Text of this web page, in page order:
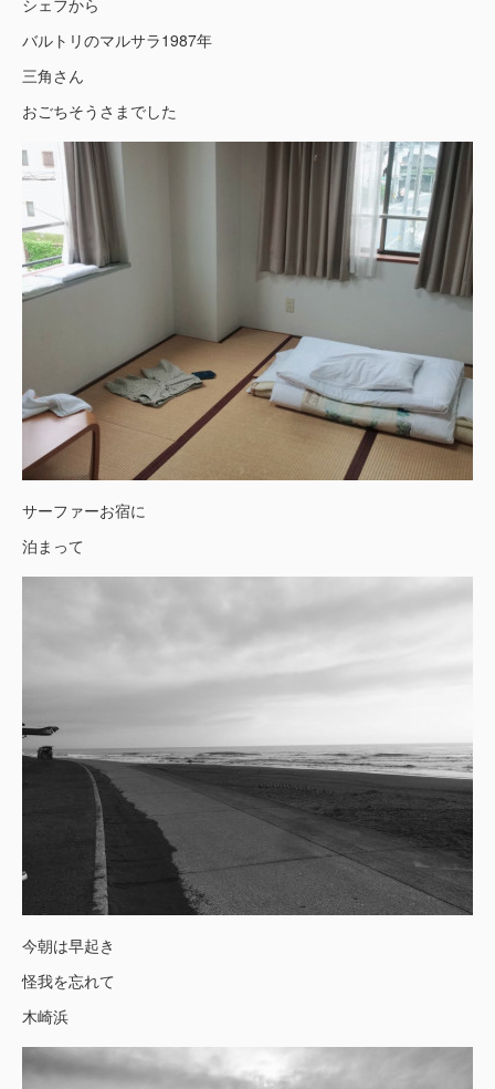
シェフから
バルトリのマルサラ1987年
三角さん
おごちそうさまでした
サーファーお宿に
泊まって
今朝は早起き
怪我を忘れて
木崎浜